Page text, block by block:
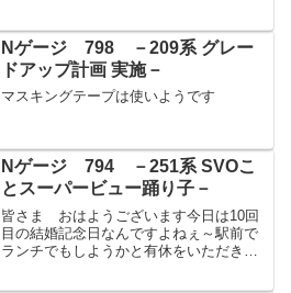
す。何年か前に動力更新などリニューア
ルされましたが、...
Nゲージ 798 －209系 グレー
ドアップ計画 実施－
マスキングテープは使いようです
Nゲージ 794 －251系 SVOこ
とスーパービュー踊り子－
皆さま おはようございます今日は10回
目の結婚記念日なんですよねぇ～駅前で
ランチでもしようかと有休をいただきま